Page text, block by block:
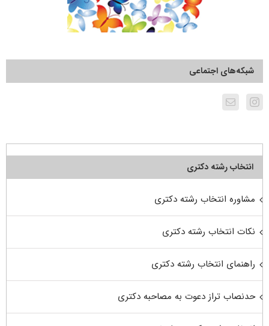
شبکه‌های اجتماعی
انتخاب رشته دکتری
مشاوره انتخاب رشته دکتری
نکات انتخاب رشته دکتری
راهنمای انتخاب رشته دکتری
حدنصاب تراز دعوت به مصاحبه دکتری